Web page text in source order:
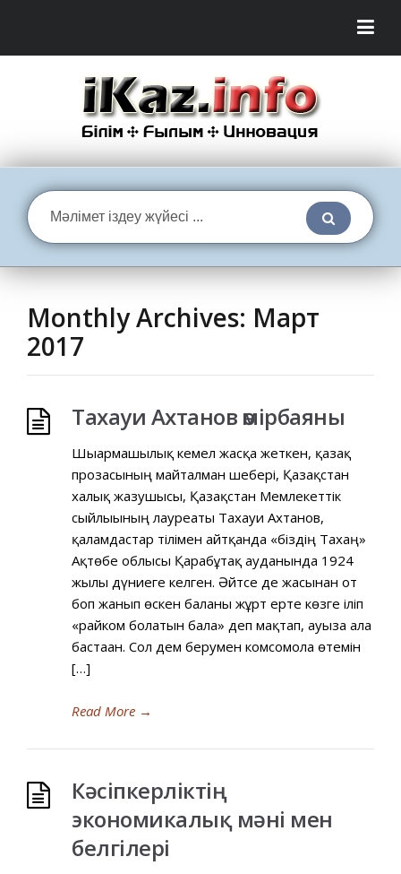
Monthly Archives: Март
2017
Тахауи Ахтанов өмірбаяны
Шығармашылық кемел жасқа жеткен, қазақ
прозасының майталман шебері, Қазақстан
халық жазушысы, Қазақстан Мемлекеттік
сыйлығының лауреаты Тахауи Ахтанов,
қаламдастар тілімен айтқанда «біздің Тахаң»
Ақтөбе облысы Қарабұтақ ауданында 1924
жылы дүниеге келген. Әйтсе де жасынан от
боп жанып өскен баланы жұрт ерте көзге іліп
«райком болатын бала» деп мақтап, ауызға ала
бастаған. Сол дем берумен комсомолға өтемін
[…]
Read More →
Кәсіпкерліктің
экономикалық мәні мен
белгілері